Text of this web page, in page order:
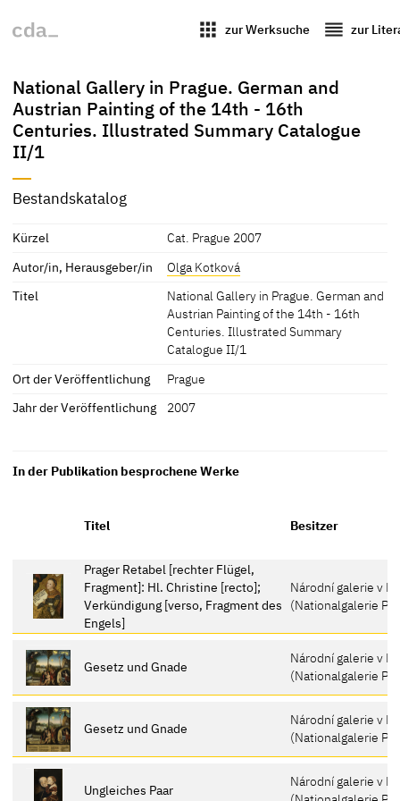
apps zur Werksuche reorder zur
National Gallery in Prague. German and
Austrian Painting of the 14th - 16th
Centuries. Illustrated Summary Catalogue
II/1
Bestandskatalog
Kürzel
Cat. Prague 2007
Autor/in, Herausgeber/in
Olga Kotková
Titel
National Gallery in Prague. German and
Austrian Painting of the 14th - 16th
Centuries. Illustrated Summary
Catalogue II/1
Ort der Veröffentlichung
Prague
Jahr der Veröffentlichung
2007
In der Publikation besprochene Werke
Titel Besitzer
Prager Retabel [rechter Flügel,
Fragment]: Hl. Christine [recto];
Verkündigung [verso, Fragment des
Engels]
Národní galerie v
(Nationalgalerie
Gesetz und Gnade
Národní galerie v
(Nationalgalerie
Gesetz und Gnade
Národní galerie v
(Nationalgalerie
Ungleiches Paar
Národní galerie v